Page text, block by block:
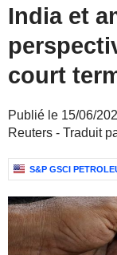
India et
court
Publié le 15/06/
Reuters - Traduit
S&P GSCI